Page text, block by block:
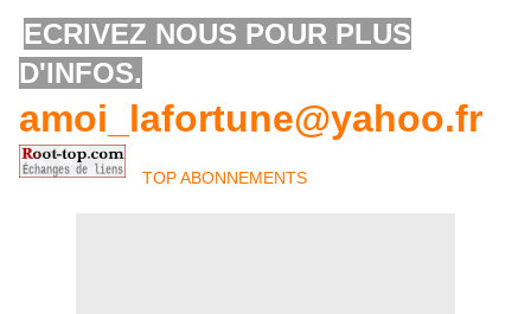
ECRIVEZ NOUS POUR PLUS
D'INFOS.
amoi_lafortune@yahoo.fr
TOP ABONNEMENTS